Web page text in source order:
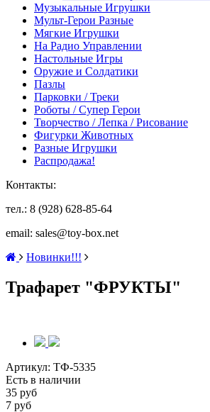
Музыкальные Игрушки
Мульт-Герои Разные
Мягкие Игрушки
На Радио Управлении
Настольные Игры
Оружие и Солдатики
Пазлы
Парковки / Треки
Роботы / Супер Герои
Творчество / Лепка / Рисование
Фигурки Животных
Разные Игрушки
Распродажа!
Контакты:
тел.: 8 (928) 628-85-64
email: sales@toy-box.net
Новинки!!!
Трафарет "ФРУКТЫ"
Артикул: ТФ-5335
Есть в наличии
35 руб
7 руб